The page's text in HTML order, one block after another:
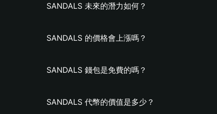
SANDALS 未來的潛力如何？
SANDALS 的價格會上漲嗎？
SANDALS 錢包是免費的嗎？
SANDALS 代幣的價值是多少？